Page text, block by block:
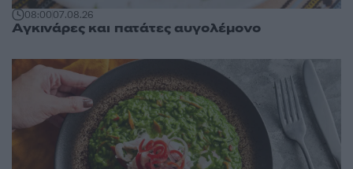
08:0007.08.26
Αγκινάρες και πατάτες αυγολέμονο